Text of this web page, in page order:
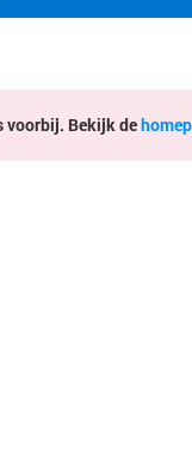
voorbij. Bekijk de